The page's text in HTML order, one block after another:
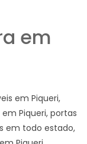
em
em Piqueri,
Piqueri, portas
em todo estado,